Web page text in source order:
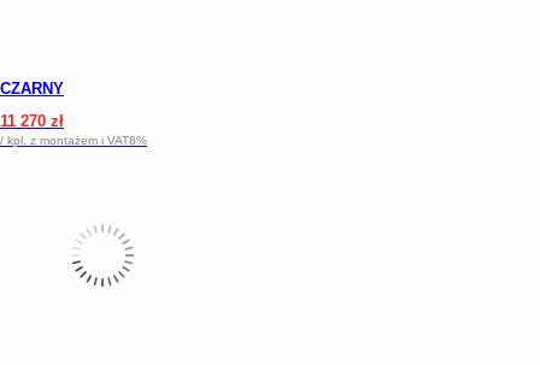
CZARNY
11 270 zł
/ kpl. z montażem i VAT8%